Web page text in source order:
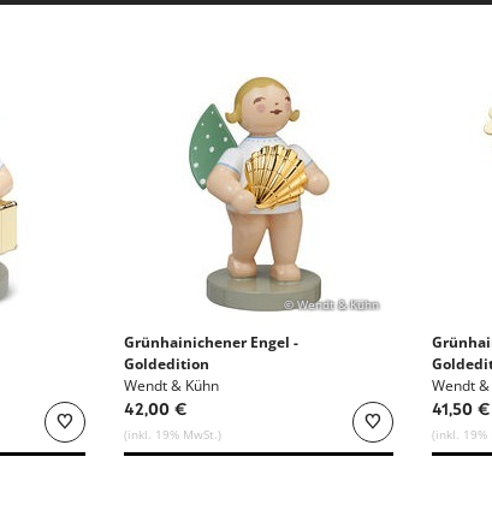
© Wendt & Kühn
Grünhainichener Engel -
Goldedition
Wendt & Kühn
42,00 €
(inkl. 19% MwSt.)
Wendt
41,50 €
(inkl. 19%